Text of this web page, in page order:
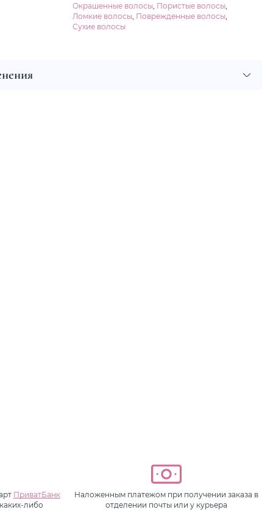
Окрашенные волосы, Пористые волосы,
Ломкие волосы, Поврежденные волосы,
Сухие волосы
ПриватБанк
либо
Наложенным платежом при получении заказа в
отделении почты или у курьера